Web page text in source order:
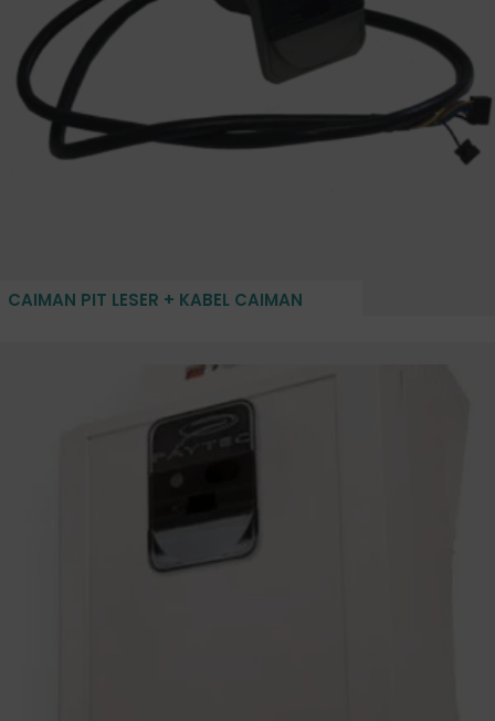
CAIMAN PIT LESER + KABEL CAIMAN